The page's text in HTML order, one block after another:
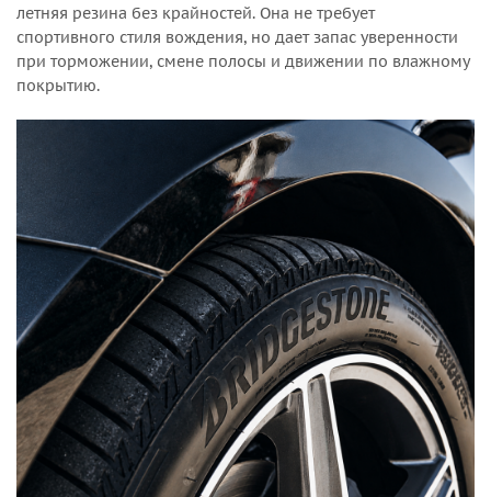
летняя резина без крайностей. Она не требует
спортивного стиля вождения, но дает запас уверенности
при торможении, смене полосы и движении по влажному
покрытию.